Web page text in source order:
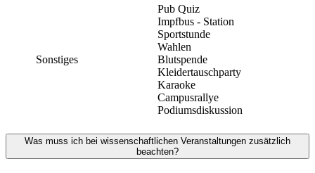
Sonstiges
Pub Quiz
Impfbus - Station
Sportstunde
Wahlen
Blutspende
Kleidertauschparty
Karaoke
Campusrallye
Podiumsdiskussion
Was muss ich bei wissenschaftlichen Veranstaltungen zusätzlich
beachten?